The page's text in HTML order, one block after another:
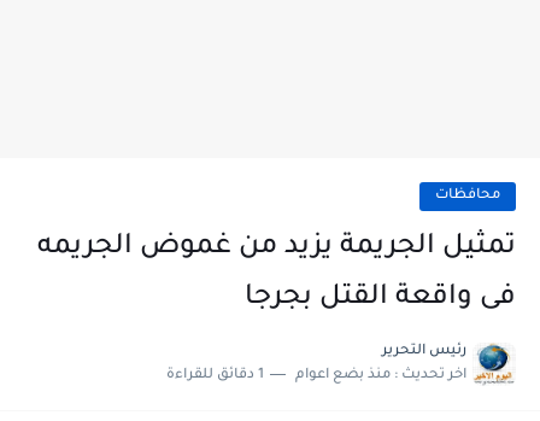
محافظات
تمثيل الجريمة يزيد من غموض الجريمه
فى واقعة القتل بجرجا
رئيس التحرير
اخر تحديث : منذ بضع اعوام 1 دقائق للقراءة